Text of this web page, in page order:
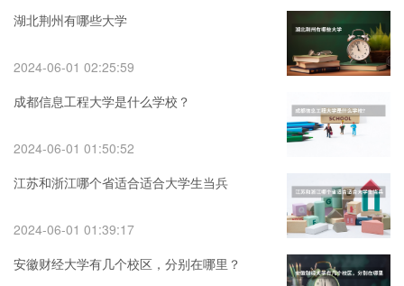
湖北荆州有哪些大学
2024-06-01 02:25:59
成都信息工程大学是什么学校？
2024-06-01 01:50:52
江苏和浙江哪个省适合适合大学生当兵
2024-06-01 01:39:17
安徽财经大学有几个校区，分别在哪里？